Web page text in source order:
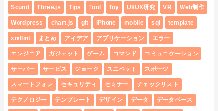
Sound Three.js Tips Tool Toy UI/UX研究 VR Web制作
Wordpress chart.js git iPhone mobile sql template
xmllint まとめ アイデア アプリケーション エラー
エンジニア ガジェット ゲーム コマンド コミュニケーション
サーバー サービス ジョーク スニペット スポーツ
スマートフォン セキュリティ セミナー チェックリスト
テクノロジー テンプレート デザイン データ データベース